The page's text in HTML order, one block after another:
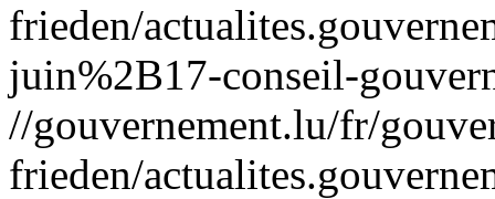
frieden/
juin%2B17-conseil-
//gouvernement.lu/fr/
frieden/